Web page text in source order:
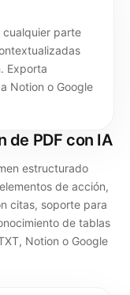
cualquier parte
Exporta
Notion o Google
de PDF con IA
estructurado
de acción,
citas, soporte para
de tablas
Notion o Google